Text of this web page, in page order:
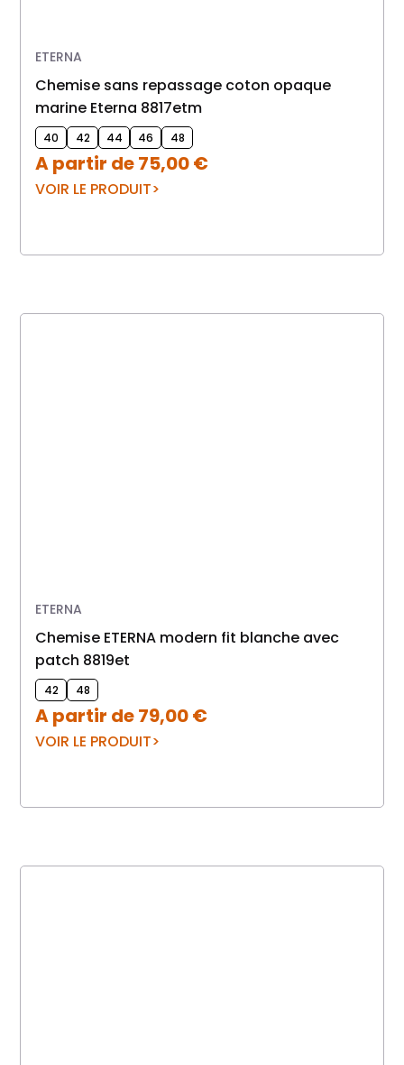
ETERNA
Chemise sans repassage coton opaque
marine Eterna 8817etm
40 42 44 46 48
A partir de75,00€
VOIR LE PRODUIT
ETERNA
chemise ETERNA modern fit blanche avec
patch 8819et
42 48
A partir de79,00€
VOIR LE PRODUIT